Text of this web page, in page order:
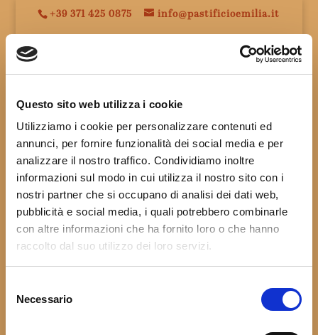
Questo sito web utilizza i cookie
Utilizziamo i cookie per personalizzare contenuti ed
annunci, per fornire funzionalità dei social media e per
analizzare il nostro traffico. Condividiamo inoltre
informazioni sul modo in cui utilizza il nostro sito con i
nostri partner che si occupano di analisi dei dati web,
pubblicità e social media, i quali potrebbero combinarle
con altre informazioni che ha fornito loro o che hanno
raccolto dal suo utilizzo dei loro servizi.
delNecessario
+39 371 425 0875 info@pastificioemilia.it
[stm-calc id=”777″]
2020© Tutti i diritti riservati - Dester Federica - Via XXV
Aprile, 22A - 29010 Agazzano (PC) - P.IVA IT01879390332 -
REA PC-191994 -Privacy Policy-Termini e Condizioni